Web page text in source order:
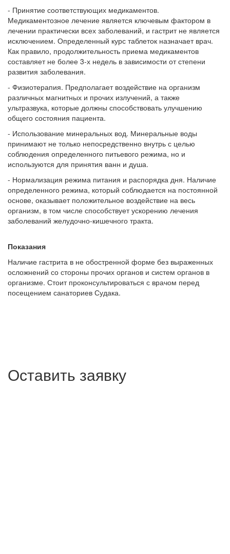
- Принятие соответствующих медикаментов.
Медикаментозное лечение является ключевым фактором в
лечении практически всех заболеваний, и гастрит не является
исключением. Определенный курс таблеток назначает врач.
Как правило, продолжительность приема медикаментов
составляет не более 3-х недель в зависимости от степени
развития заболевания.
- Физиотерапия. Предполагает воздействие на организм
различных магнитных и прочих излучений, а также
ультразвука, которые должны способствовать улучшению
общего состояния пациента.
- Использование минеральных вод. Минеральные воды
принимают не только непосредственно внутрь с целью
соблюдения определенного питьевого режима, но и
используются для принятия ванн и душа.
- Нормализация режима питания и распорядка дня. Наличие
определенного режима, который соблюдается на постоянной
основе, оказывает положительное воздействие на весь
организм, в том числе способствует ускорению лечения
заболеваний желудочно-кишечного тракта.
Показания
Наличие гастрита в не обостренной форме без выраженных
осложнений со стороны прочих органов и систем органов в
организме. Стоит проконсультироваться с врачом перед
посещением санаториев Судака.
Оставить заявку